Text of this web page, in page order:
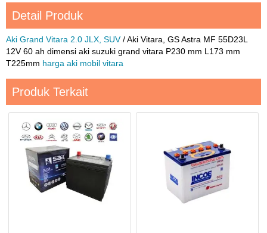
Detail Produk
Aki Grand Vitara 2.0 JLX, SUV/ Aki Vitara, GS Astra MF 55D23L
12V 60 ah dimensi aki suzuki grand vitara P230 mm L173 mm
T225mm harga aki mobil vitara
Produk Terkait